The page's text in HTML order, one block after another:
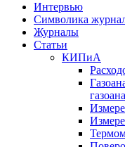
Интервью
Символика
Журналы
Статьи
КИПиА